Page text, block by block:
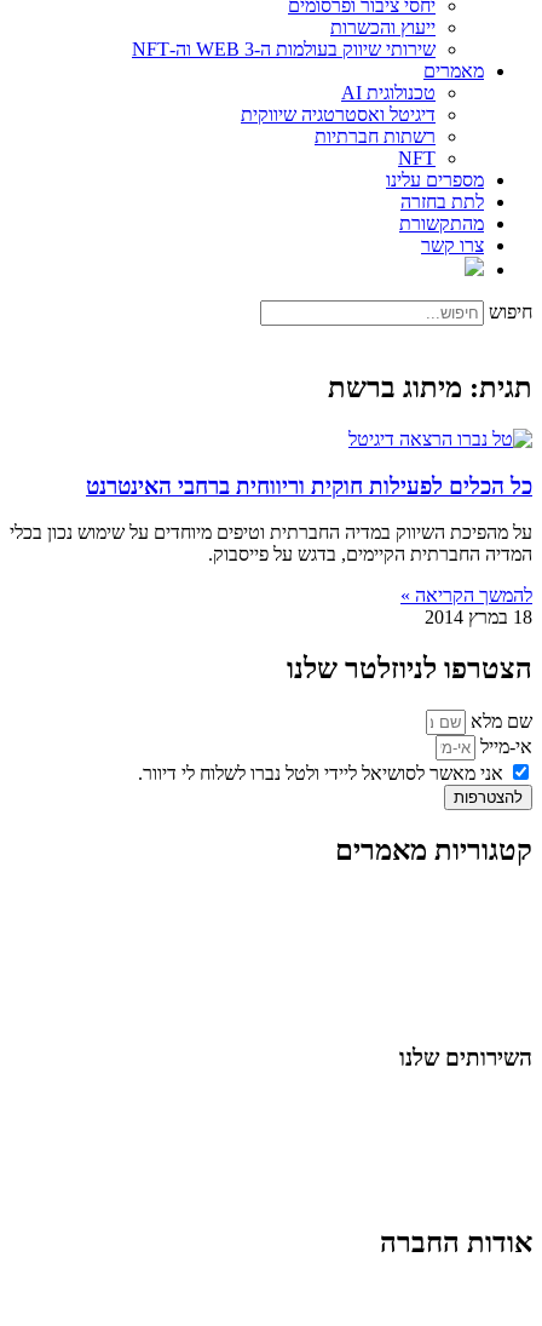
יחסי ציבור ופרסומים
ייעוץ והכשרות
שירותי שיווק בעולמות ה-WEB 3 וה-NFT
מאמרים
טכנולוגית AI
דיגיטל ואסטרטגיה שיווקית
רשתות חברתיות
NFT
מספרים עלינו
לתת בחזרה
מהתקשורת
צרו קשר
חיפוש
תגית: מיתוג ברשת
כל הכלים לפעילות חוקית וריווחית ברחבי האינטרנט
על מהפיכת השיווק במדיה החברתית וטיפים מיוחדים על שימוש נכון בכלי
המדיה החברתית הקיימים, בדגש על פייסבוק.
להמשך הקריאה »
18 במרץ 2014
הצטרפו לניוזלטר שלנו
שם מלא
אי-מייל
אני מאשר לסושיאל ליידי ולטל נברו לשלוח לי דיוור.
להצטרפות
קטגוריות מאמרים
השירותים שלנו
אודות החברה